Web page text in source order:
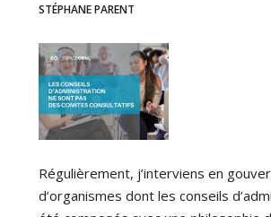
STÉPHANE PARENT
Régulièrement, j’interviens en
d’organismes dont les conseils